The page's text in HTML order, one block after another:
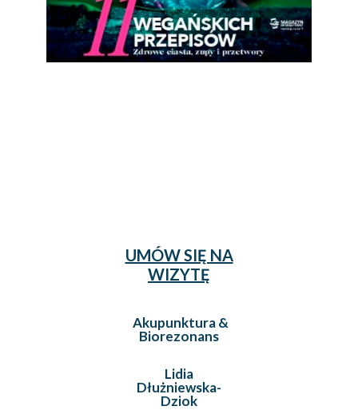
UMÓW SIĘ NA
WIZYTĘ
Akupunktura &
Biorezonans
Lidia
Dłużniewska-
Dziok